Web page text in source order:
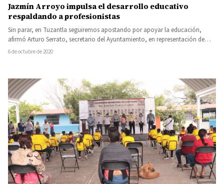
Jazmín Arroyo impulsa el desarrollo educativo
respaldando a profesionistas
Sin parar, en Tuzantla seguiremos apostando por apoyar la educación,
afirmó Arturo Serrato, secretario del Ayuntamiento, en representación de
la…
6 de octubre de 2020